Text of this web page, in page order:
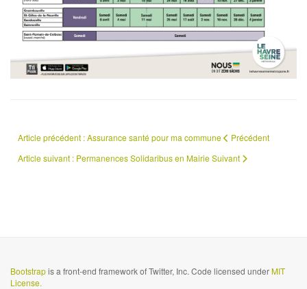
Article précédent : Assurance santé pour ma commune
Précédent
Article suivant : Permanences Solidaribus en MairieSuivant
Bootstrapis a front-end framework of Twitter, Inc. Code licensed underMIT
License.